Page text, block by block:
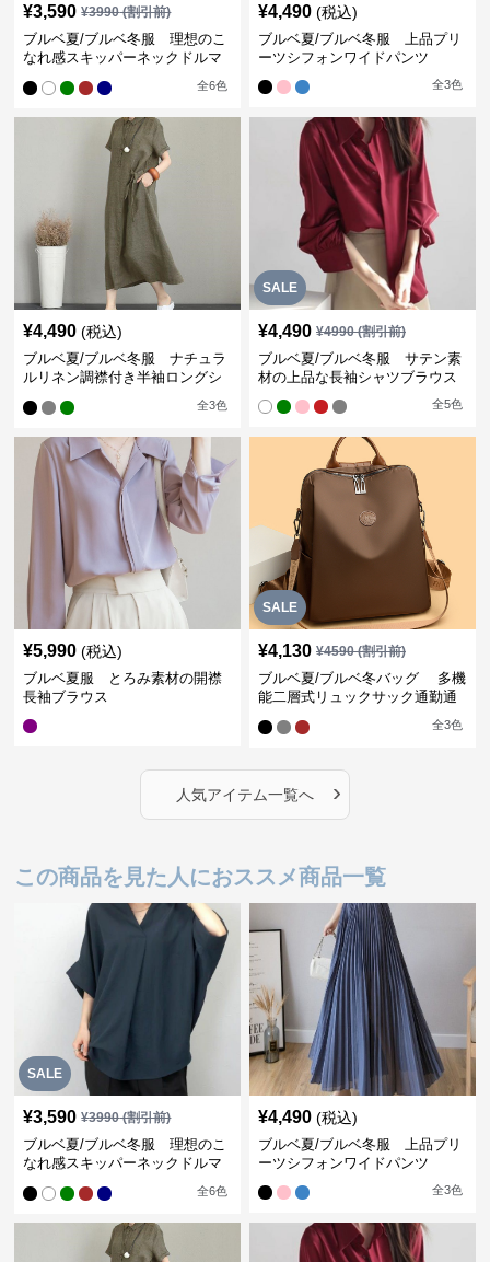
¥3,590 ¥3990(割引前)
ブルベ夏/ブルベ冬服 理想のこ
なれ感スキッパーネックドルマ
全6色
¥4,490 (税込)
ブルベ夏/ブルベ冬服 上品プリ
ーツシフォンワイドパンツ
全3色
¥4,490 (税込)
ブルベ夏/ブルベ冬服 ナチュラ
ルリネン調襟付き半袖ロングシ
全3色
SALE
¥4,490 ¥4990(割引前)
ブルベ夏/ブルベ冬服 サテン素
材の上品な長袖シャツブラウス
全5色
¥5,990 (税込)
ブルベ夏服 とろみ素材の開襟
長袖ブラウス
SALE
¥4,130 ¥4590(割引前)
ブルベ夏/ブルベ冬バッグ 多機
能二層式リュックサック通勤通
全3色
人気アイテム一覧へ ›
この商品を見た人におススメ商品一覧
SALE
¥3,590 ¥3990(割引前)
ブルベ夏/ブルベ冬服 理想のこ
なれ感スキッパーネックドルマ
全6色
¥4,490 (税込)
ブルベ夏/ブルベ冬服 上品プリ
ーツシフォンワイドパンツ
全3色